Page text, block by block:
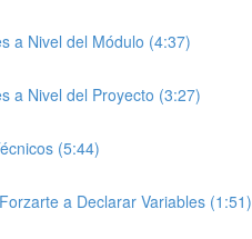
a Nivel del Módulo (4:37)
a Nivel del Proyecto (3:27)
(5:44)
a Declarar Variables (1:51)